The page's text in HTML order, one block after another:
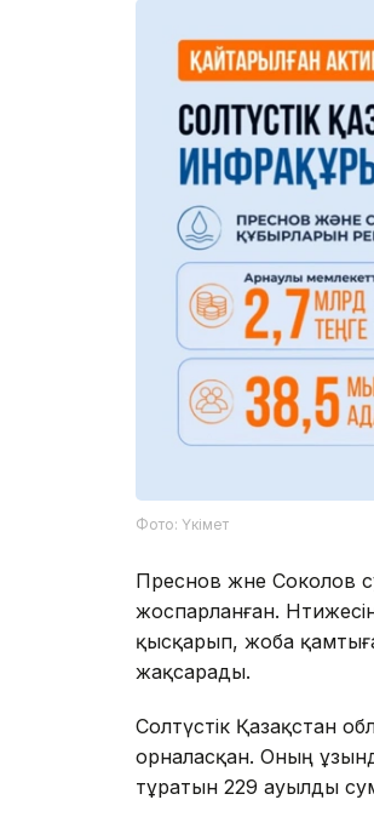
Фото: Үкімет
Преснов және Соколов
жоспарланған.
қысқарып, жоба
жақсарады.
Солтүстік Қазақстан
орналасқан. Оның
тұратын 229 ауылды